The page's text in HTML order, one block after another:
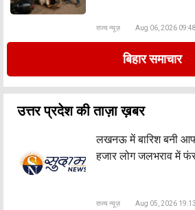
राज्य न्यूज़ Aug 06, 2026
बिहार समाचार
उत्तर प्रदेश की ताज़ा ख़बर
लखनऊ में बारिश बनी
हजार लोग जलभराव में
राज्य न्यूज़ Aug 05, 2026